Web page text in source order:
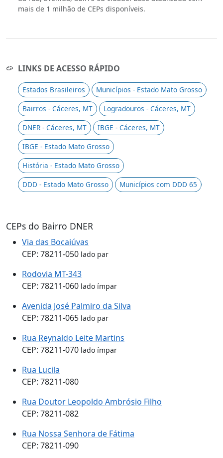
mais de 1 milhão de CEPs disponíveis.
LINKS DE ACESSO RÁPIDO
Estados Brasileiros
Municípios - Estado Mato Grosso
Bairros - Cáceres, MT
Logradouros - Cáceres, MT
DNER - Cáceres, MT
IBGE - Cáceres, MT
IBGE - Estado Mato Grosso
História - Estado Mato Grosso
DDD - Estado Mato Grosso
Municípios com DDD 65
CEPs do Bairro DNER
Via das Bocaiúvas
CEP: 78211-050 lado par
Rodovia MT-343
CEP: 78211-060 lado ímpar
Avenida José Palmiro da Silva
CEP: 78211-065 lado par
Rua Reynaldo Leite Martins
CEP: 78211-070 lado ímpar
Rua Lucila
CEP: 78211-080
Rua Doutor Leopoldo Ambrósio Filho
CEP: 78211-082
Rua Nossa Senhora de Fátima
CEP: 78211-090